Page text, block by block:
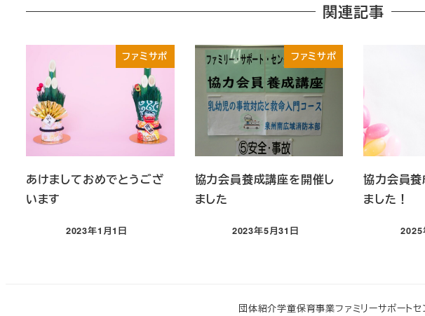
関連記事
ファミサポ
あけましておめでとうござ
います
投稿日
2023年1月1日
ファミサポ
協力会員養成講座を開催し
ました
投稿日
2023年5月31日
協力会員
ました！
投稿
2025
団体紹介学童保育事業ファミリーサポートセ